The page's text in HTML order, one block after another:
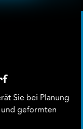
Sie bei Planung
geformten